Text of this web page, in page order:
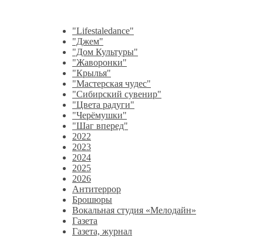
"Lifestaledance"
"Джем"
"Дом Культуры"
"Жаворонки"
"Крылья"
"Мастерская чудес"
"Сибирский сувенир"
"Цвета радуги"
"Черёмушки"
"Шаг вперед"
2022
2023
2024
2025
2026
Антитеррор
Брошюры
Вокальная студия «Мелодайн»
Газета
Газета, журнал